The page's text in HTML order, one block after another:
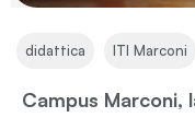
Campus Marconi,
didattica ITI Marconi